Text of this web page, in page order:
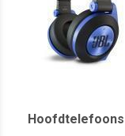
Hoofdtelefoons